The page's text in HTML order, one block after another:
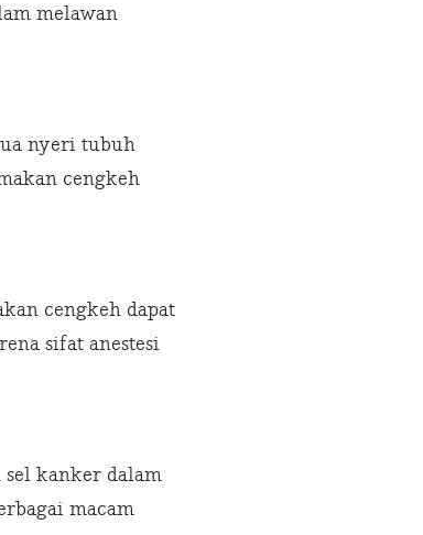
melawan
nyeri tubuh
cengkeh
cengkeh dapat
sifat anestesi
kanker dalam
macam